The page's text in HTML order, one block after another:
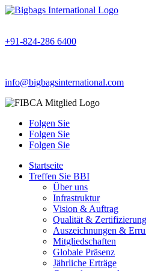
+91-824-286 6400
info@bigbagsinternational.com
Folgen Sie
Folgen Sie
Folgen Sie
Startseite
Treffen Sie BBI
Über uns
Infrastruktur
Vision & Auftrag
Qualität & Zertifizierung
Auszeichnungen &
Mitgliedschaften
Globale Präsenz
Jährliche Erträge